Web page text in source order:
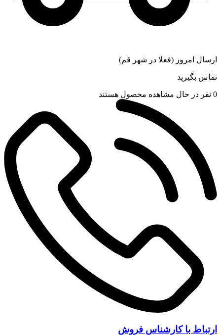
ارسال امروز (فعلا در شهر قم)
تماس بگیرید
0 نفر در حال مشاهده محصول هستند
ارتباط با کارشناس فروش